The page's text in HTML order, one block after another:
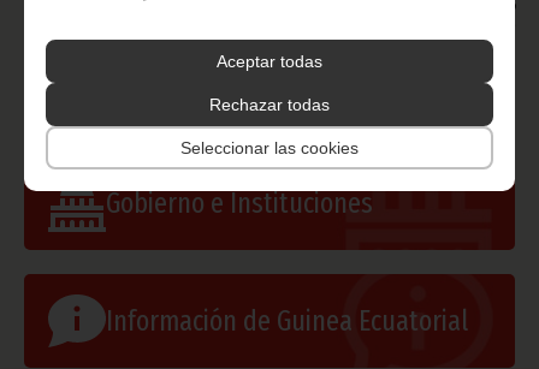
Aceptar todas
Rechazar todas
Seleccionar las cookies
imágenes que lo acompañen debe hacerse, siempre y en todo
(Oficina de Información y Prensa de Guinea Ecuatorial).
Gobierno e Instituciones
Información de Guinea Ecuatorial